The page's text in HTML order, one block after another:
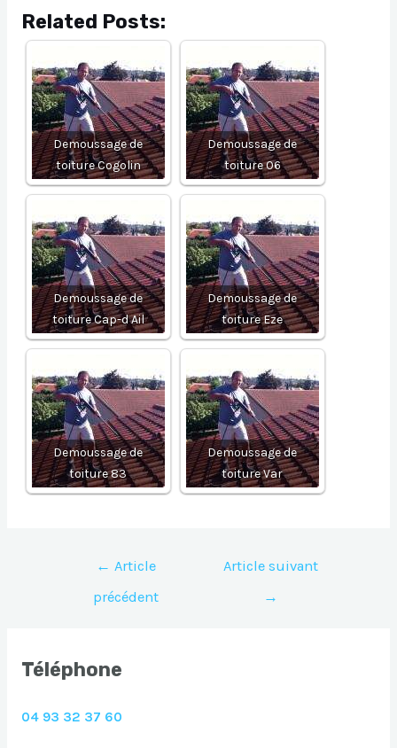
Related Posts:
Demoussage de
toiture Cogolin
Demoussage de
toiture 06
Demoussage de
toiture Cap-d Ail
Demoussage de
toiture Eze
Demoussage de
toiture 83
Demoussage de
toiture Var
Navigation
l’article
← Article
précédent
Article suivant
→
Téléphone
04 93 32 37 60